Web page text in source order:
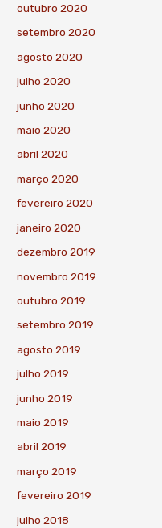
outubro 2020
setembro 2020
agosto 2020
julho 2020
junho 2020
maio 2020
abril 2020
março 2020
fevereiro 2020
janeiro 2020
dezembro 2019
novembro 2019
outubro 2019
setembro 2019
agosto 2019
julho 2019
junho 2019
maio 2019
abril 2019
março 2019
fevereiro 2019
julho 2018